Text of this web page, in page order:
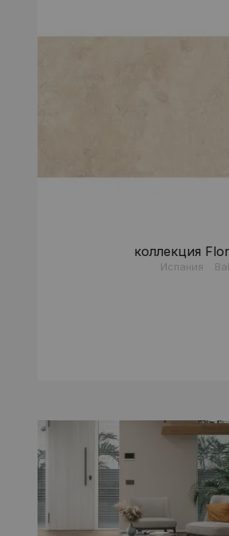
коллекция
Испания